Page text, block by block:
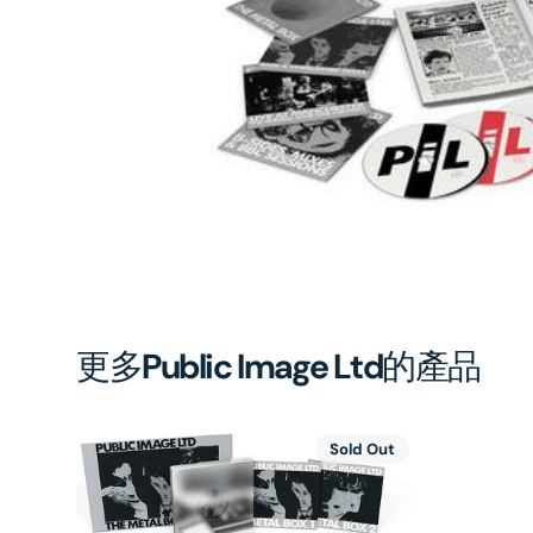
in
更多Public Image Ltd的產品
Sold Out